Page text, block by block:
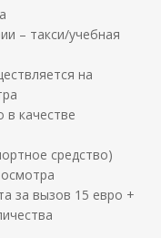
– такси/учебная
на
качестве
средство)
за вызов 15 евро +